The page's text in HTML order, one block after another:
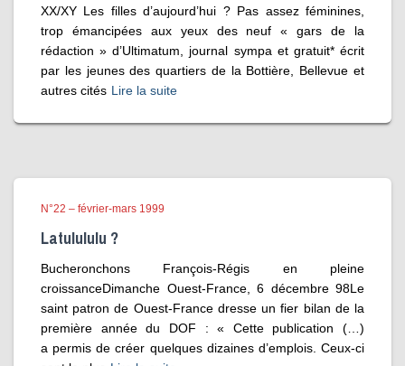
XX/XY Les filles d’aujourd’hui ? Pas assez féminines,
trop émancipées aux yeux des neuf « gars de la
rédaction » d’Ultimatum, journal sympa et gratuit* écrit
par les jeunes des quartiers de la Bottière, Bellevue et
autres cités Lire la suite
N°22 – février-mars 1999
Latulululu ?
Bucheronchons François-Régis en pleine
croissanceDimanche Ouest-France, 6 décembre 98Le
saint patron de Ouest-France dresse un fier bilan de la
première année du DOF : « Cette publication (…)
a permis de créer quelques dizaines d’emplois. Ceux-ci